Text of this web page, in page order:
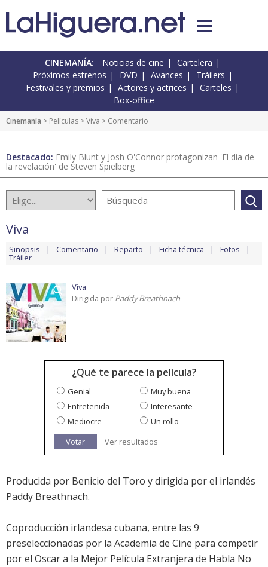
CINEMANÍA: Noticias de cine
Cartelera
Próximos estrenos
DVD Avances
Tráilers
Festivales y premios
Actores y actrices
Carteles
Box-office
Cinemanía > Películas >Viva > Comentario
Destacado: Emily Blunt y Josh O'Connor protagonizan 'El día de
la revelación' de Steven Spielberg
Viva
Sinopsis Comentario Reparto Ficha técnica Fotos
Tráiler
Viva
Dirigida por Paddy Breathnach
¿Qué te parece la película?
Genial
Muy buena
Entretenida
Interesante
Mediocre
Un rollo
Votar
Ver resultados
Producida por Benicio del Toro y dirigida por el irlandés
Paddy Breathnach.
Coproducción irlandesa cubana, entre las 9
preseleccionadas por la Academia de Cine para competir
por el Oscar a la Mejor Película Extranjera de Habla No